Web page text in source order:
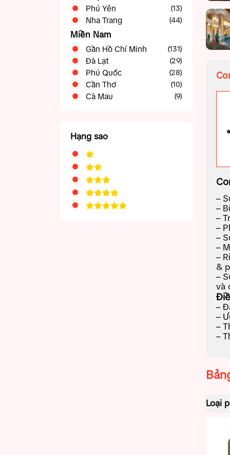
Phú Yên (13)
Nha Trang (44)
Miền Nam
Gần Hồ Chí Minh (131)
Phan Thiết Mũi Né (42)
Tây Ninh (5)
Vũng Tàu (39)
Đà Lạt (29)
Phú Quốc (28)
Cần Thơ (10)
Cà Mau (9)
Hạng sao
–
–
–
–
–
–
–
&
–
và
–
–
–
–
Loại